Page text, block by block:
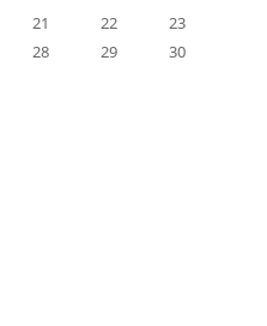
21 22
23
28 29
30